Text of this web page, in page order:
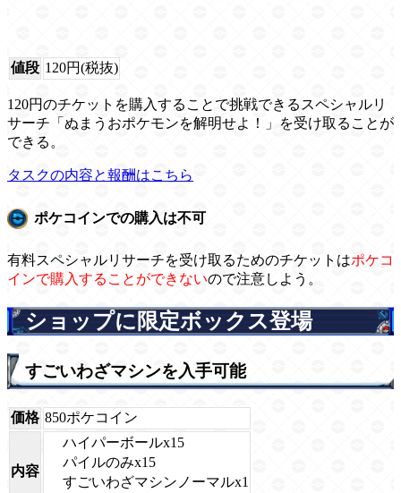
値段 120円(税抜)
120円のチケットを購入することで挑戦できるスペシャルリ
サーチ「ぬまうおポケモンを解明せよ！」を受け取ることが
できる。
タスクの内容と報酬はこちら
ポケコインでの購入は不可
有料スペシャルリサーチを受け取るためのチケットはポケコ
インで購入することができないので注意しよう。
ショップに限定ボックス登場
すごいわざマシンを入手可能
価格 850ポケコイン
内容
ハイパーボールx15
パイルのみx15
すごいわざマシンノーマルx1